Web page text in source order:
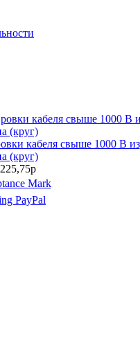
кабеля свыше 1000 В из
(круг)